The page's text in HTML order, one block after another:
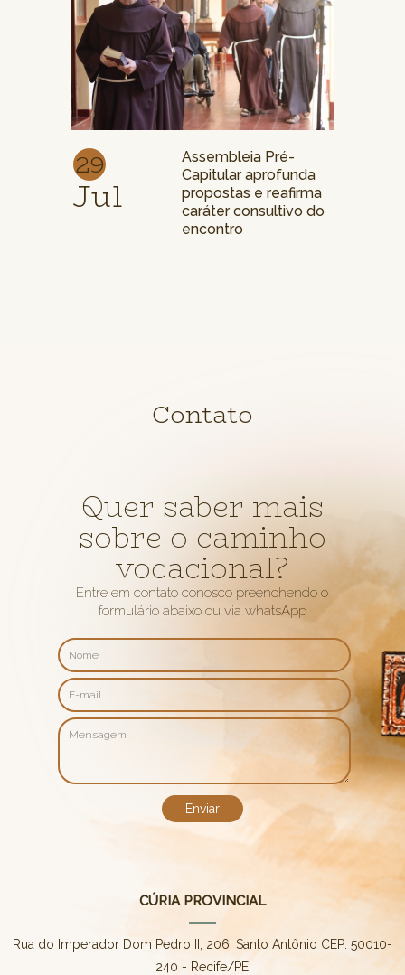
29
Jul
Assembleia Pré-
Capitular aprofunda
propostas e reafirma
caráter consultivo do
encontro
Contato
Quer saber mais
sobre o caminho
vocacional?
Entre em contato conosco preenchendo o
formulário abaixo ou via whatsApp
CÚRIA PROVINCIAL
Rua do Imperador Dom Pedro II, 206, Santo Antônio CEP: 50010-
240 - Recife/PE